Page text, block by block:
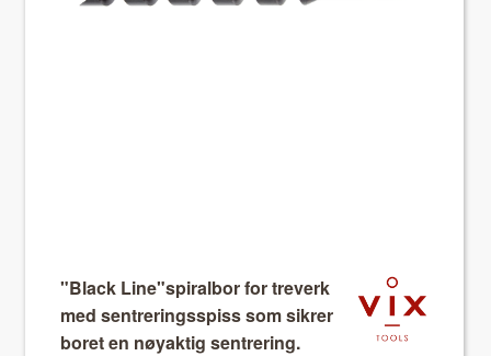
"Black Line"spiralbor for treverk
med sentreringsspiss som sikrer
boret en nøyaktig sentrering.